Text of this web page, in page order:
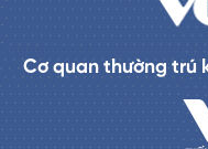
Cơ quan thường trú